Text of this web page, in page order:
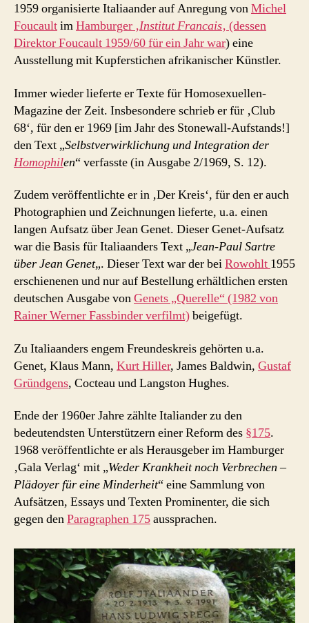
1959 organisierte Italiaander auf Anregung vonMichel
FoucaultimHamburger ‚Institut Francais‚ (dessen
Direktor Foucault 1959/60 für ein Jahr war) eine
Ausstellung mit Kupferstichen afrikanischer Künstler.
Immer wieder lieferte er Texte für Homosexuellen-
Magazine der Zeit. Insbesondere schrieb er für ‚Club
68‘, für den er 1969 [im Jahr des Stonewall-Aufstands!]
den Text „Selbstverwirklichung und Integration der
Homophilen“ verfasste (in Ausgabe 2/1969, S. 12).
Zudem veröffentlichte er in ‚Der Kreis‘, für den er auch
Photographien und Zeichnungen lieferte, u.a. einen
langen Aufsatz über Jean Genet. Dieser Genet-Aufsatz
war die Basis für Italiaanders Text „Jean-Paul Sartre
über Jean Genet„. Dieser Text war der beiRowohlt 1955
erschienenen und nur auf Bestellung erhältlichen ersten
deutschen Ausgabe vonGenets „Querelle“ (1982 von
Rainer Werner Fassbinder verfilmt)beigefügt.
Zu Italiaanders engem Freundeskreis gehörten u.a.
Genet, Klaus Mann, Kurt Hiller, James Baldwin, Gustaf
Gründgens, Cocteau und Langston Hughes.
Ende der 1960er Jahre zählte Italiander zu den
bedeutendsten Unterstützern einer Reform des §175.
1968 veröffentlichte er als Herausgeber im Hamburger
‚Gala Verlag‘ mit „Weder Krankheit noch Verbrechen –
Plädoyer für eine Minderheit“ eine Sammlung von
Aufsätzen, Essays und Texten Prominenter, die sich
gegen denParagraphen 175aussprachen.